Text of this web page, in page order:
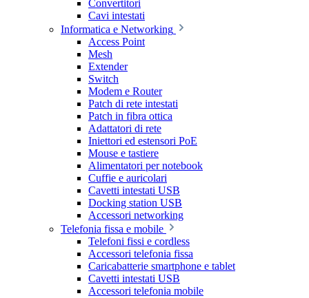
Convertitori
Cavi intestati
Informatica e Networking
Access Point
Mesh
Extender
Switch
Modem e Router
Patch di rete intestati
Patch in fibra ottica
Adattatori di rete
Iniettori ed estensori PoE
Mouse e tastiere
Alimentatori per notebook
Cuffie e auricolari
Cavetti intestati USB
Docking station USB
Accessori networking
Telefonia fissa e mobile
Telefoni fissi e cordless
Accessori telefonia fissa
Caricabatterie smartphone e tablet
Cavetti intestati USB
Accessori telefonia mobile